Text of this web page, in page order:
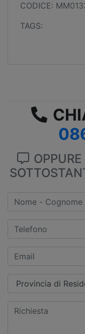
CODICE:
TAGS: